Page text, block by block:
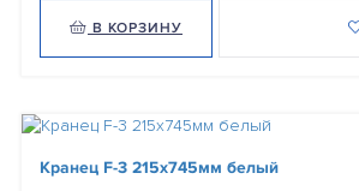
В КОРЗИНУ
Кранец F-3 215х745мм белый